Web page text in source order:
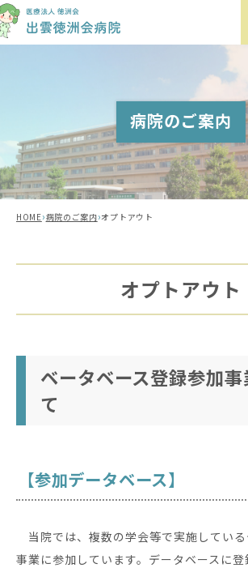
病院のご案内
HOME›病院のご案内›オプトアウト
オプトアウト
ベータベース登録参加
て
【参加データベース】
当院では、複数の学会等で実施してい
事業に参加しています。データベースに